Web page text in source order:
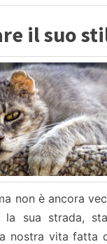
il suo
non è ancora
sua strada,
nostra vita fatta